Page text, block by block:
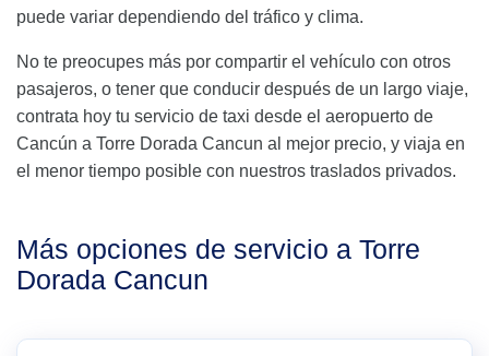
puede variar dependiendo del tráfico y clima.
No te preocupes más por compartir el vehículo con otros
pasajeros, o tener que conducir después de un largo viaje,
contrata hoy tu servicio de taxi desde el aeropuerto de
Cancún a Torre Dorada Cancun al mejor precio, y viaja en
el menor tiempo posible con nuestros traslados privados.
Más opciones de servicio a Torre
Dorada Cancun